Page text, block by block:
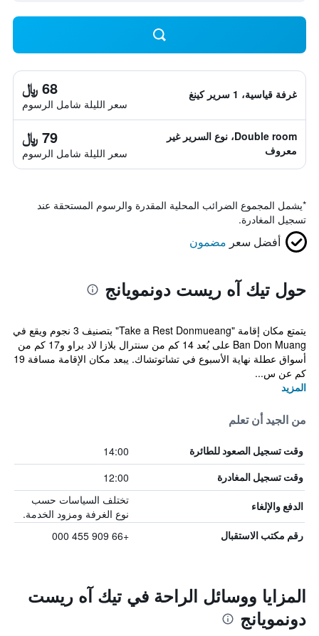
غرفة قياسية، 1 سرير كينغ 68 ﷼
سعر الليلة شامل الرسوم
Double room، نوع السرير غير
معروف
79 ﷼
سعر الليلة شامل الرسوم
*يشمل المجموع الضرائب المحلية المقدرة والرسوم المستحقة عند
تسجيل المغادرة.
أفضل سعر مضمون
حول تيك آه ريست دونمويانج
يتمتع مكان إقامة "Take a Rest Donmueang" بتصنيف 3 نجوم ويقع في
Ban Don Muang على بُعد 14 كم من سنترال بلازا لاد براو و17 كم من
أسواق عطلة نهاية الأسبوع في تشاتوتشاك. يبعد مكان الإقامة مسافة 19
كم عن س...
المزيد
من الجيد أن تعلم
وقت تسجيل الصعود للطائرة 14:00
وقت تسجيل المغادرة 12:00
الدفع والإلغاء
تختلف السياسات حسب
نوع الغرفة ومزود الخدمة.
رقم مكتب الاستقبال +66 909 455 000
المزايا ووسائل الراحة في تيك آه ريست
دونمويانج